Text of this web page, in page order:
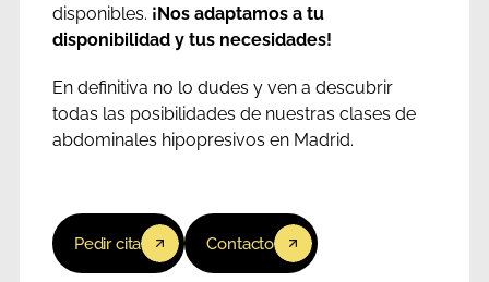
disponibles. ¡Nos adaptamos a tu
disponibilidad y tus necesidades!
En definitiva no lo dudes y ven a descubrir
todas las posibilidades de nuestras clases de
abdominales hipopresivos en Madrid.
Pedir cita Contacto